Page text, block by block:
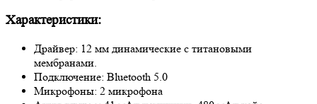
Характеристики:
Драйвер: 12 мм динамические с титановыми
мембранами.
Подключение: Bluetooth 5.0
Микрофоны: 2 микрофона